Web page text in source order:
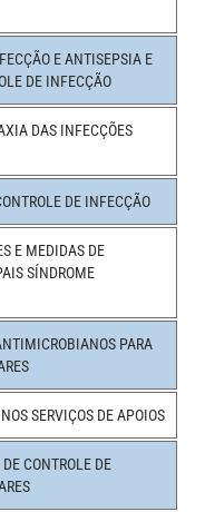
E ANTISEPSIA E
DE INFECÇÃO
DAS INFECÇÕES
DE INFECÇÃO
E MEDIDAS DE
SÍNDROME
PARA
SERVIÇOS DE APOIOS
CONTROLE DE